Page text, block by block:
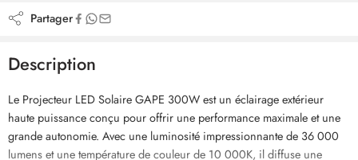
Partager
Description
Le Projecteur LED Solaire GAPE 300W est un éclairage extérieur
haute puissance conçu pour offrir une performance maximale et une
grande autonomie. Avec une luminosité impressionnante de 36 000
lumens et une température de couleur de 10 000K, il diffuse une